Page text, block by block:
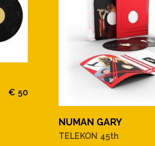
€ 50
NUMAN GARY
TELEKON 45th